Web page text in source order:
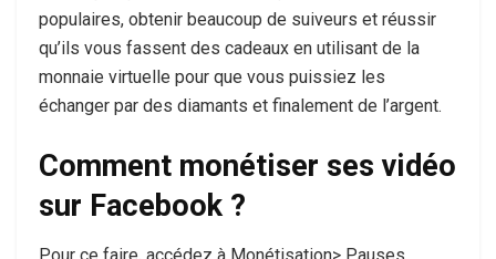
populaires, obtenir beaucoup de suiveurs et réussir
qu’ils vous fassent des cadeaux en utilisant de la
monnaie virtuelle pour que vous puissiez les
échanger par des diamants et finalement de l’argent.
Comment monétiser ses vidéo
sur Facebook ?
Pour ce faire, accédez à Monétisation> Pauses